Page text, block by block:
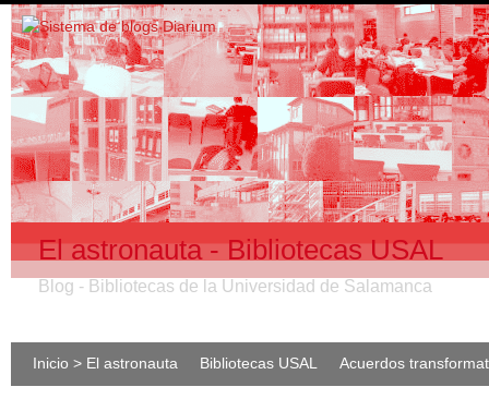
El astronauta - Bibliotecas USAL
Blog - Bibliotecas de la Universidad de Salamanca
Inicio > El astronauta Bibliotecas USAL Acuerdos